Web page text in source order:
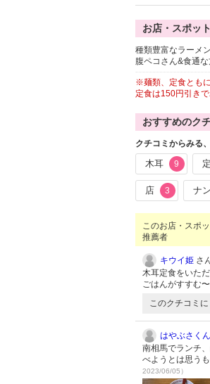
お店・スポッ
種類豊富なラーメ
腹ペコさん&食通
※麺類、定食とも
定食は150円引きで
おすすめのク
クチコミからみる
木耳 9
店 3 ナ
このお店・スポ
推薦者
キウイ姫 さ
木耳定食をいた
ごはんがすすむ
このクチコミに
はやぶさくん
南相馬でランチ
べようとは思う
2023/06/05）